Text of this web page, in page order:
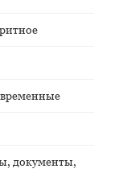
документы,